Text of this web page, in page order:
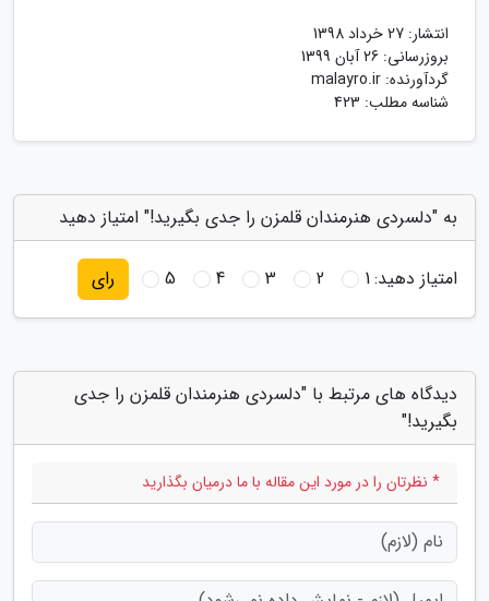
انتشار: 27 خرداد 1398
بروزرسانی: 26 آبان 1399
گردآورنده: malayro.ir
شناسه مطلب: 423
به "دلسردی هنرمندان قلمزن را جدی بگیرید!" امتیاز دهید
امتیاز دهید:1
2
3
4
5 رای
دیدگاه های مرتبط با "دلسردی هنرمندان قلمزن را جدی
بگیرید!"
* نظرتان را در مورد این مقاله با ما درمیان بگذارید